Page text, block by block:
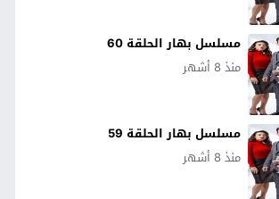
مسلسل بهار الحلقة 60
منذ 8 أشهر
مسلسل بهار الحلقة 59
منذ 8 أشهر